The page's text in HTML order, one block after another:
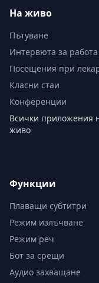
На живо
Пътуване
Интервюта за работа
Посещения при
Класни стаи
Конференции
Всички приложения
живо
Функции
Плаващи субтитри
Режим излъчване
Режим реч
Бот за срещи
Аудио захващане